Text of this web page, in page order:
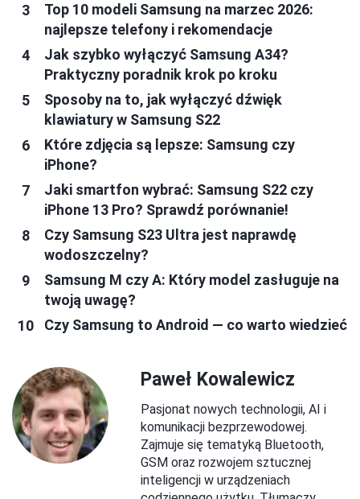
Top 10 modeli Samsung na marzec 2026:
najlepsze telefony i rekomendacje
Jak szybko wyłączyć Samsung A34?
Praktyczny poradnik krok po kroku
Sposoby na to, jak wyłączyć dźwięk
klawiatury w Samsung S22
Które zdjęcia są lepsze: Samsung czy
iPhone?
Jaki smartfon wybrać: Samsung S22 czy
iPhone 13 Pro? Sprawdź porównanie!
Czy Samsung S23 Ultra jest naprawdę
wodoszczelny?
Samsung M czy A: Który model zasługuje na
twoją uwagę?
Czy Samsung to Android — co warto wiedzieć
Paweł Kowalewicz
Pasjonat nowych technologii, AI i
komunikacji bezprzewodowej.
Zajmuje się tematyką Bluetooth,
GSM oraz rozwojem sztucznej
inteligencji w urządzeniach